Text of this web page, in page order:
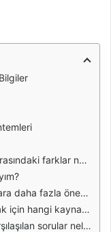
farklar nelerdir?
önem vermeliyim?
kullanmalıyım?
sorular nelerdir?